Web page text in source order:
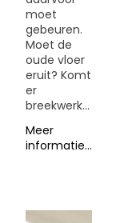
moet
gebeuren.
Moet de
oude vloer
eruit? Komt
er
breekwerk...
Meer
informatie...